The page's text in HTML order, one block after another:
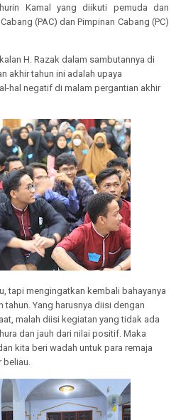
Kamal yang diikuti pemuda dan
(PAC) dan Pimpinan Cabang (PC)
H. Razak dalam sambutannya di
akhir tahun ini adalah upaya
hal negatif di malam pergantian akhir
tapi mengingatkan kembali bahayanya
tahun. Yang harusnya diisi dengan
malah diisi kegiatan yang tidak ada
dan jauh dari nilai positif. Maka
kita beri wadah untuk para remaja
beliau.